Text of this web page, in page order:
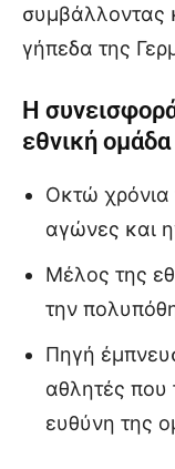
συμβάλλοντας
γήπεδα της
Η
εθνική
Οκτώ χρόνια
αγώνες και
Μέλος της
την
Πηγή
αθλητές
ευθύνη της